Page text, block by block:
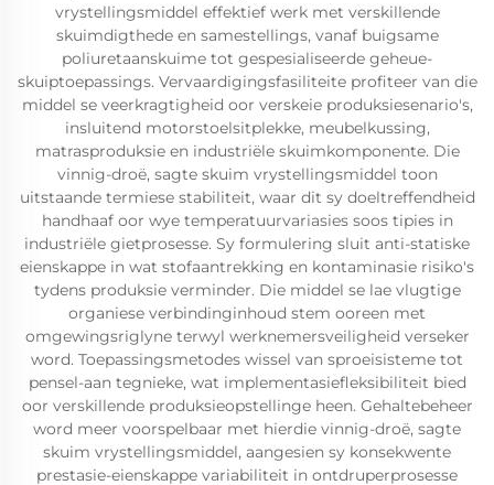
vrystellingsmiddel effektief werk met verskillende
skuimdigthede en samestellings, vanaf buigsame
poliuretaanskuime tot gespesialiseerde geheue-
skuiptoepassings. Vervaardigingsfasiliteite profiteer van die
middel se veerkragtigheid oor verskeie produksiesenario's,
insluitend motorstoelsitplekke, meubelkussing,
matrasproduksie en industriële skuimkomponente. Die
vinnig-droë, sagte skuim vrystellingsmiddel toon
uitstaande termiese stabiliteit, waar dit sy doeltreffendheid
handhaaf oor wye temperatuurvariasies soos tipies in
industriële gietprosesse. Sy formulering sluit anti-statiske
eienskappe in wat stofaantrekking en kontaminasie risiko's
tydens produksie verminder. Die middel se lae vlugtige
organiese verbindinginhoud stem ooreen met
omgewingsriglyne terwyl werknemersveiligheid verseker
word. Toepassingsmetodes wissel van sproeisisteme tot
pensel-aan tegnieke, wat implementasiefleksibiliteit bied
oor verskillende produksieopstellinge heen. Gehaltebeheer
word meer voorspelbaar met hierdie vinnig-droë, sagte
skuim vrystellingsmiddel, aangesien sy konsekwente
prestasie-eienskappe variabiliteit in ontdruperprosesse